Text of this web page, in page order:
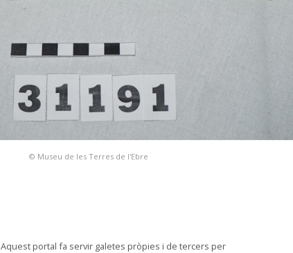
© Museu de les Terres de l'Ebre
Aquest portal fa servir galetes pròpies i de tercers per